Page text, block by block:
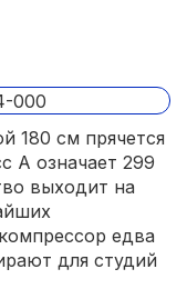
180 см прячется
A означает 299
выходит на
едва
для студий